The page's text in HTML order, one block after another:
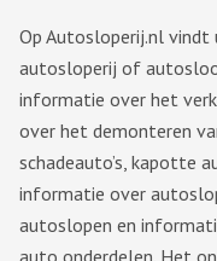
Op Autosloperij.nl
autosloperij of
informatie over het
over het demonteren
schadeauto’s, kapotte
informatie over
autoslopen en